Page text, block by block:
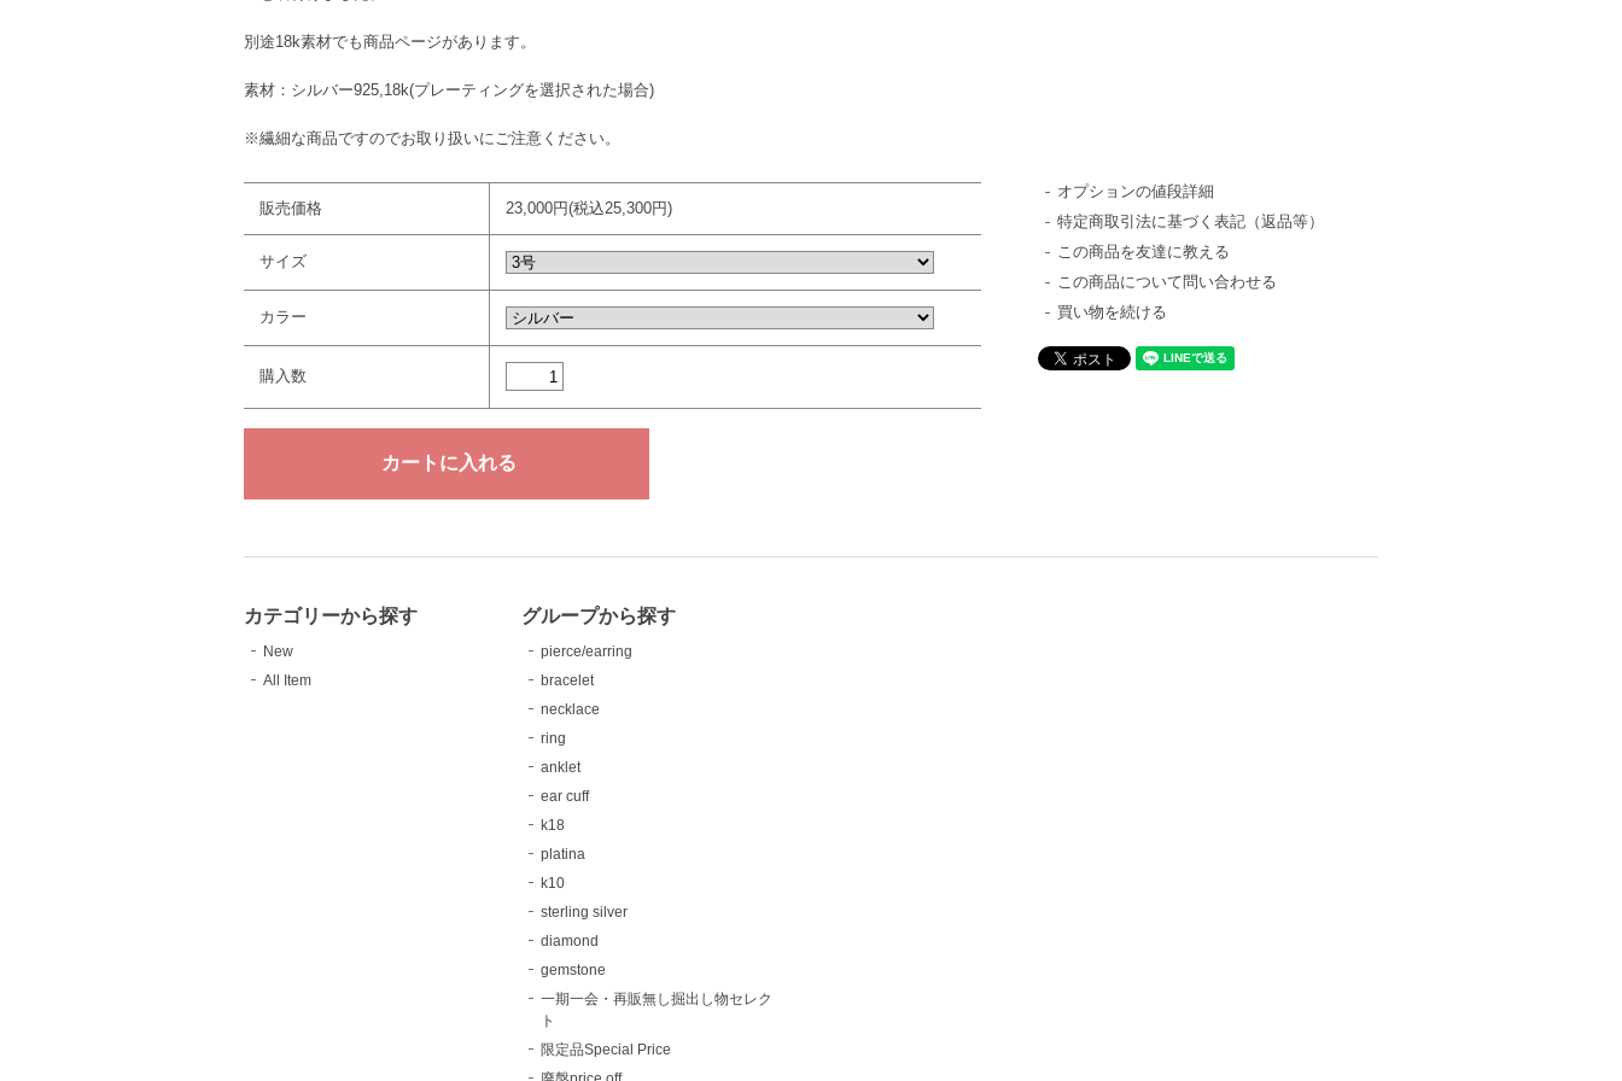
別途18k素材でも商品ページがあります。
素材：シルバー925,18k(プレーティングを選択された場合)
※繊細な商品ですのでお取り扱いにご注意ください。
販売価格 23,000円(税込25,300円)
サイズ
カラー
購入数
オプションの値段詳細
特定商取引法に基づく表記（返品等）
この商品を友達に教える
この商品について問い合わせる
買い物を続ける
カテゴリーから探す
New
All Item
グループから探す
pierce/earring
bracelet
necklace
ring
anklet
ear cuff
k18
platina
k10
sterling silver
diamond
gemstone
一期一会・再販無し掘出し物セレク
ト
限定品Special Price